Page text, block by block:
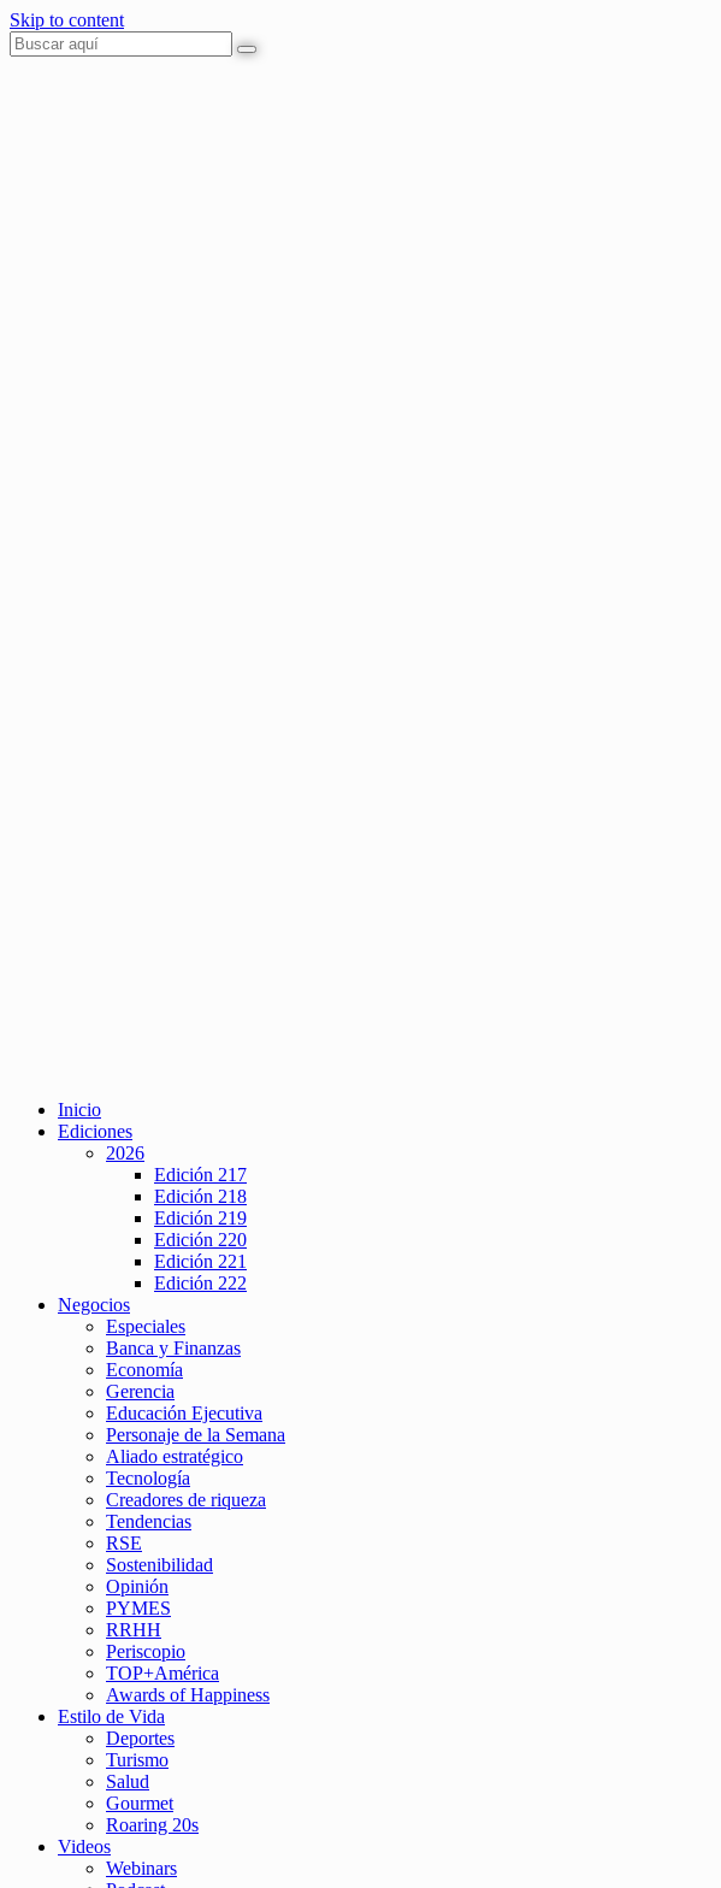
Skip to content
Inicio
Ediciones
2026
Edición 217
Edición 218
Edición 219
Edición 220
Edición 221
Edición 222
Negocios
Especiales
Banca y Finanzas
Economía
Gerencia
Educación Ejecutiva
Personaje de la Semana
Aliado estratégico
Tecnología
Creadores de riqueza
Tendencias
RSE
Sostenibilidad
Opinión
PYMES
RRHH
Periscopio
TOP+América
Awards of Happiness
Estilo de Vida
Deportes
Turismo
Salud
Gourmet
Roaring 20s
Videos
Webinars